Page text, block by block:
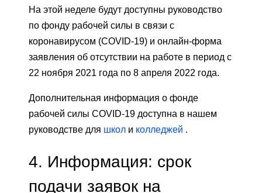
На этой неделе будут доступны руководство
по фонду рабочей силы в связи с
коронавирусом (COVID-19) и онлайн-форма
заявления об отсутствии на работе в период с
22 ноября 2021 года по 8 апреля 2022 года.
Дополнительная информация о фонде
рабочей силы COVID-19 доступна в нашем
руководстве для школ и колледжей .
4. Информация: срок
подачи заявок на